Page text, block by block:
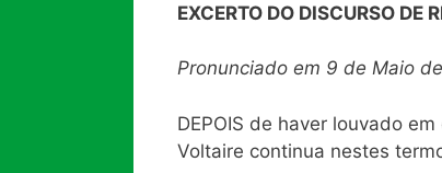
EXCERTO DO DISCURSO DE
Pronunciado em 9 de Maio
DEPOIS de haver louvado
Voltaire continua nestes